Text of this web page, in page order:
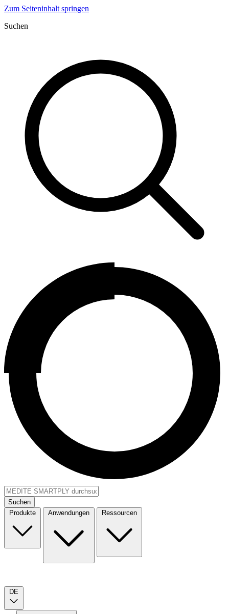
Zum Seiteninhalt springen
Suchen
Suchen
Produkte
Anwendungen Ressourcen
DE